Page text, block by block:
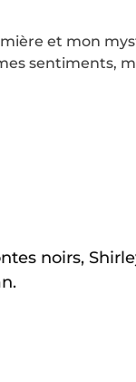
et mon
sentiments,
noirs,